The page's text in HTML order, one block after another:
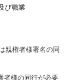
び職業
親権者様署名の同
者様の同行が必要